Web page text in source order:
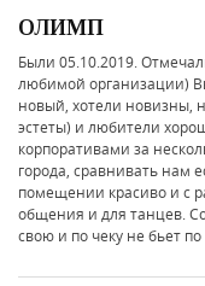
ОЛИМП
Были 05.10.2019.
любимой организации)
новый, хотели новизны,
эстеты) и любители
корпоративами за
города, сравнивать нам
помещении красиво и с
общения и для танцев.
свою и по чеку не бьет по